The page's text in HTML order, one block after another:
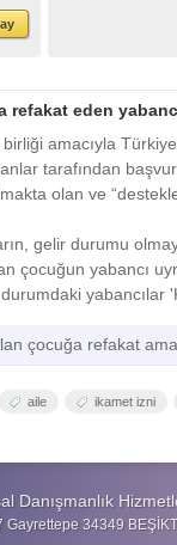
refakat eden
amacıyla
tarafından
olan ve
gelir durumu
çocuğun yabancı
yabancılar
çocuğa refakat
aile ikamet izni
Danışmanlık
Gayrettepe 34349